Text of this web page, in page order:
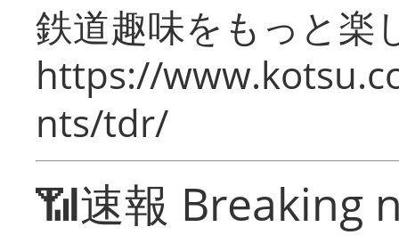
鉄道趣味をもっと楽
https://
nts/tdr/
📶速報 Breaking